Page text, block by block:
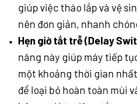
giúp việc tháo lắp và vệ
nên đơn giản, nhanh
Hẹn giờ tắt trễ (Delay
năng này giúp máy tiếp
một khoảng thời gian
để loại bỏ hoàn toàn mùi